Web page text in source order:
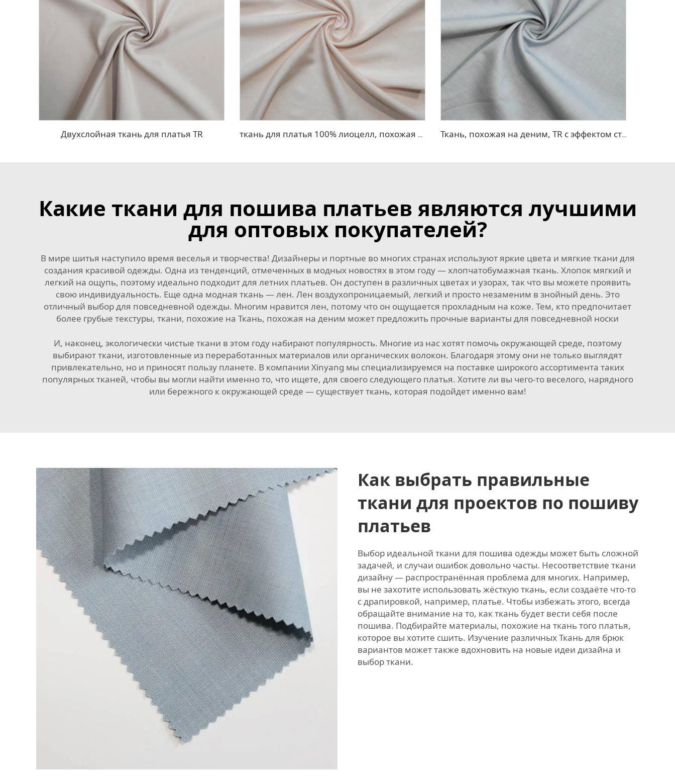
Двухслойная ткань для платья TR ткань для платья 100% лиоцелл, похожая на лен Ткань, похожая на деним, TR с эффектом стрейч
Какие ткани для пошива платьев являются лучшими
для оптовых покупателей?
В мире шитья наступило время веселья и творчества! Дизайнеры и портные во многих странах используют яркие цвета и мягкие ткани для
создания красивой одежды. Одна из тенденций, отмеченных в модных новостях в этом году — хлопчатобумажная ткань. Хлопок мягкий и
легкий на ощупь, поэтому идеально подходит для летних платьев. Он доступен в различных цветах и узорах, так что вы можете проявить
свою индивидуальность. Еще одна модная ткань — лен. Лен воздухопроницаемый, легкий и просто незаменим в знойный день. Это
отличный выбор для повседневной одежды. Многим нравится лен, потому что он ощущается прохладным на коже. Тем, кто предпочитает
более грубые текстуры, ткани, похожие на Ткань, похожая на деним может предложить прочные варианты для повседневной носки
И, наконец, экологически чистые ткани в этом году набирают популярность. Многие из нас хотят помочь окружающей среде, поэтому
выбирают ткани, изготовленные из переработанных материалов или органических волокон. Благодаря этому они не только выглядят
привлекательно, но и приносят пользу планете. В компании Xinyang мы специализируемся на поставке широкого ассортимента таких
популярных тканей, чтобы вы могли найти именно то, что ищете, для своего следующего платья. Хотите ли вы чего-то веселого, нарядного
или бережного к окружающей среде — существует ткань, которая подойдет именно вам!
Как выбрать правильные
ткани для проектов по пошиву
платьев
Выбор идеальной ткани для пошива одежды может быть сложной
задачей, и случаи ошибок довольно часты. Несоответствие ткани
дизайну — распространённая проблема для многих. Например,
вы не захотите использовать жёсткую ткань, если создаёте что-то
с драпировкой, например, платье. Чтобы избежать этого, всегда
обращайте внимание на то, как ткань будет вести себя после
пошива. Подбирайте материалы, похожие на ткань того платья,
которое вы хотите сшить. Изучение различныхТкань для брюк
вариантов может также вдохновить на новые идеи дизайна и
выбор ткани.